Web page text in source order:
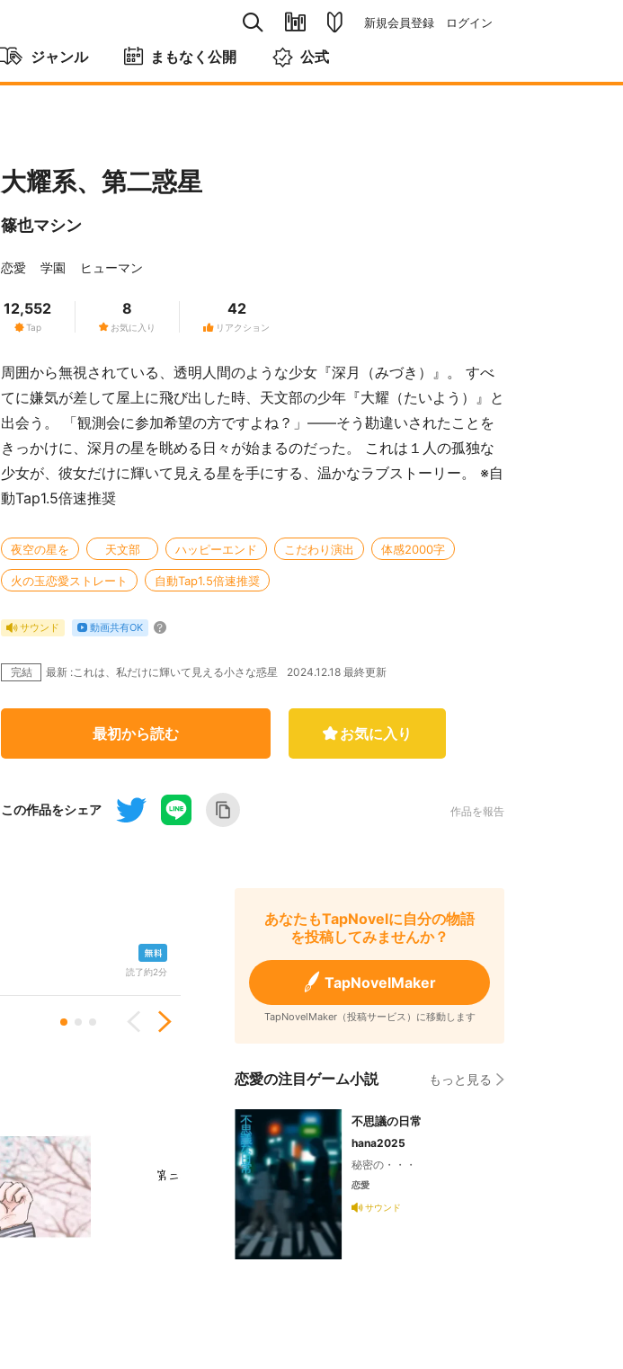
新規会員登録 ログイン
ジャンル まもなく公開 公式
大耀系、第二惑星
篠也マシン
恋愛 学園 ヒューマン
Tap
12,552
お気に入り
8
リアクション
42
周囲から無視されている、透明人間のような少女『深月（みづき）』。 すべ
てに嫌気が差して屋上に飛び出した時、天文部の少年『大耀（たいよう）』と
出会う。 「観測会に参加希望の方ですよね？」――そう勘違いされたことを
きっかけに、深月の星を眺める日々が始まるのだった。 これは１人の孤独な
少女が、彼女だけに輝いて見える星を手にする、温かなラブストーリー。 ※自
動Tap1.5倍速推奨
夜空の星を 天文部 ハッピーエンド こだわり演出 体感2000字
火の玉恋愛ストレート 自動Tap1.5倍速推奨
サウンド 動画共有OK
完結 最新 :これは、私だけに輝いて見える小さな惑星 2024.12.18 最終更新
最初から読む お気に入り
この作品をシェア 作品を報告
読了約2分
Previous
あなたもTapNovelに自分の物語
を投稿してみませんか？
TapNovelMaker
TapNovelMaker（投稿サービス）に移動します
恋愛の注目ゲーム小説 もっと見る
不思議の日常
hana2025
秘密の・・・
恋愛
サウンド